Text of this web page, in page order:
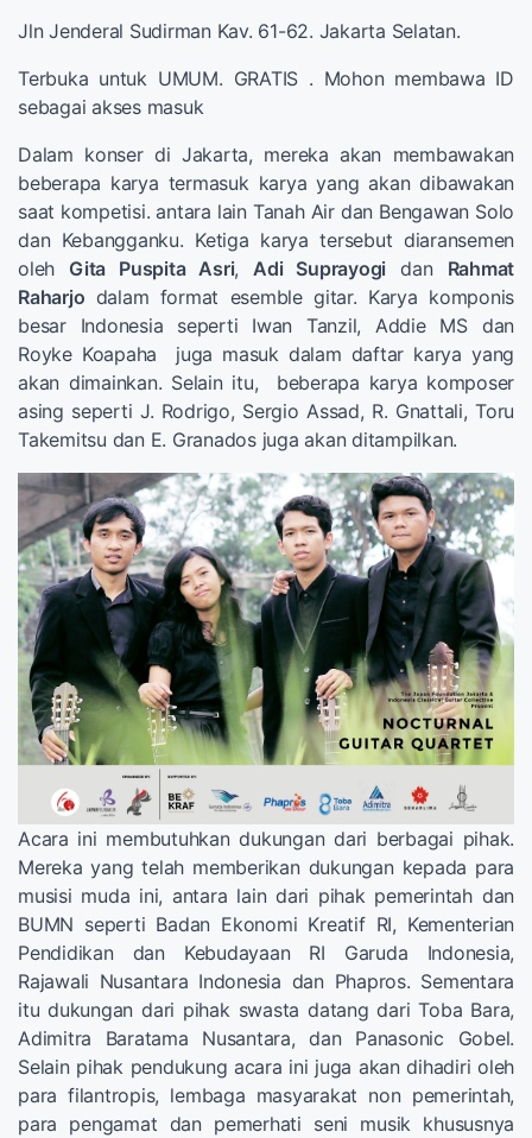
Jln Jenderal Sudirman Kav. 61-62. Jakarta Selatan.
Terbuka untuk UMUM. GRATIS . Mohon membawa ID
sebagai akses masuk
Dalam konser di Jakarta, mereka akan membawakan
beberapa karya termasuk karya yang akan dibawakan
saat kompetisi. antara lain Tanah Air dan Bengawan Solo
dan Kebangganku. Ketiga karya tersebut diaransemen
oleh Gita Puspita Asri,Adi Suprayogi dan Rahmat
Raharjo dalam format esemble gitar. Karya komponis
besar Indonesia seperti Iwan Tanzil, Addie MS dan
Royke Koapaha juga masuk dalam daftar karya yang
akan dimainkan. Selain itu, beberapa karya komposer
asing seperti J. Rodrigo, Sergio Assad, R. Gnattali, Toru
Takemitsu dan E. Granados juga akan ditampilkan.
Acara ini membutuhkan dukungan dari berbagai pihak.
Mereka yang telah memberikan dukungan kepada para
musisi muda ini, antara lain dari pihak pemerintah dan
BUMN seperti Badan Ekonomi Kreatif RI, Kementerian
Pendidikan dan Kebudayaan RI Garuda Indonesia,
Rajawali Nusantara Indonesia dan Phapros. Sementara
itu dukungan dari pihak swasta datang dari Toba Bara,
Adimitra Baratama Nusantara, dan Panasonic Gobel.
Selain pihak pendukung acara ini juga akan dihadiri oleh
para filantropis, lembaga masyarakat non pemerintah,
para pengamat dan pemerhati seni musik khususnya